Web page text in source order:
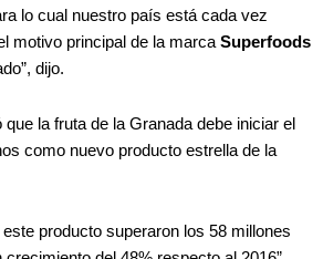
lo cual nuestro país está cada vez
motivo principal de la marcaSuperfoods
dijo.
la fruta de la Granada debe iniciar el
como nuevo producto estrella de la
producto superaron los 58 millones